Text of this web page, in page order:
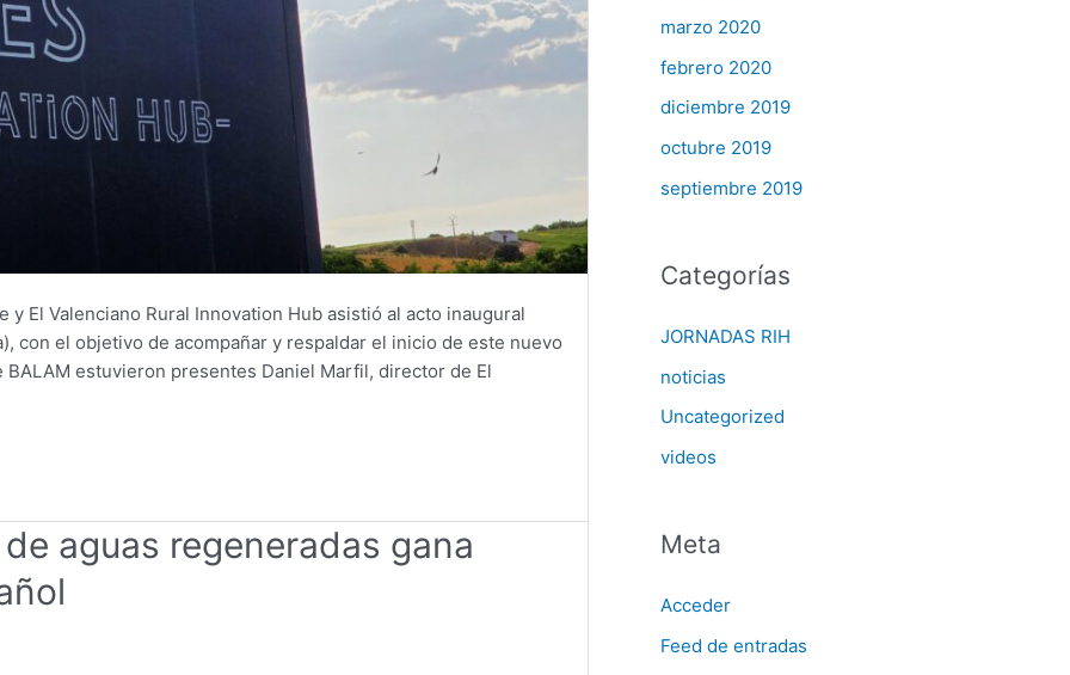
El Valenciano Rural Innovation Hub asistió al acto inaugural
con el objetivo de acompañar y respaldar el inicio de este nuevo
estuvieron presentes Daniel Marfil, director de El
aguas regeneradas gana
marzo 2020
febrero 2020
diciembre 2019
octubre 2019
septiembre 2019
Categorías
JORNADAS RIH
noticias
Uncategorized
videos
Meta
Acceder
Feed de entradas